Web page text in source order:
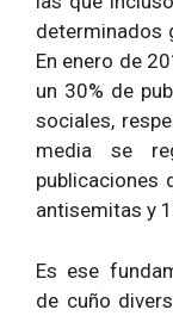
determinados
En enero de
un 30% de
sociales,
media se
publicaciones
antisemitas y
Es ese
de cuño